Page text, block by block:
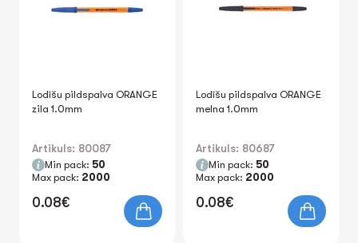
Lodīšu pildspalva ORANGE
zila 1.0mm
Artikuls: 80087
Min pack: 50
Max pack: 2000
0.08€
Lodīšu pildspalva ORANGE
melna 1.0mm
Artikuls: 80687
Min pack: 50
Max pack: 2000
0.08€